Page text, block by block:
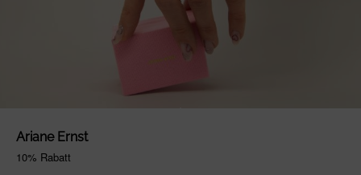
Ariane Ernst
10% Rabatt